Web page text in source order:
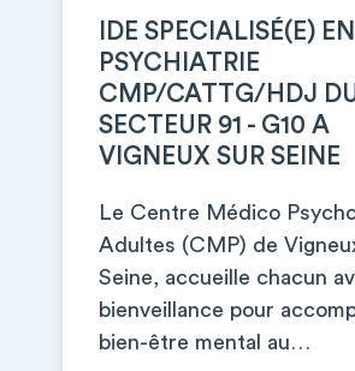
IDE SPECIALISÉ(E) EN
PSYCHIATRIE
CMP/CATTG/HDJ
SECTEUR 91 - G10 A
VIGNEUX SUR SEINE
Le Centre Médico
Adultes (CMP) de
Seine, accueille chacun
bienveillance pour
bien-être mental au…